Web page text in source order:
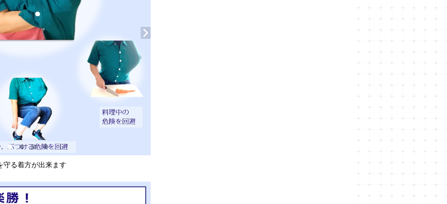
守る着方が出来ます